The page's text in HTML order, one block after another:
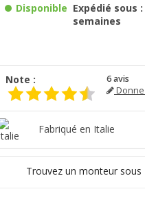
Disponible Expédié sous :
semaines
Note : 6avis
Fabriqué en Italie
Trouvez un monteur sous